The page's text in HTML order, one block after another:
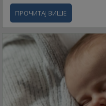
ПРОЧИТАЈ ВИШЕ